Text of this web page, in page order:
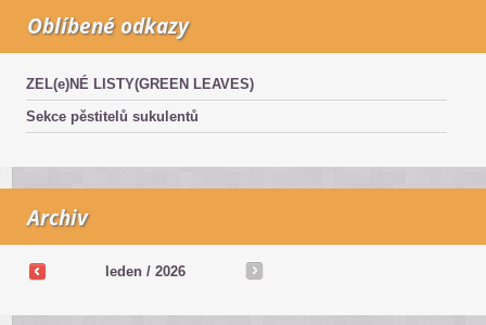
Oblíbené odkazy
ZEL(e)NÉ LISTY(GREEN LEAVES)
Sekce pěstitelů sukulentů
Archiv
leden / 2026